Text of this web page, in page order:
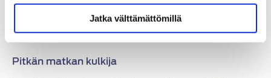
Jatka välttämättömillä
matkanteko onnistuu lähes poikkeuksetta
ongelmitta, niin että akku on hyvässä varaustilassa
aina liikkeelle lähdettäessä.
Pitkän matkan kulkija